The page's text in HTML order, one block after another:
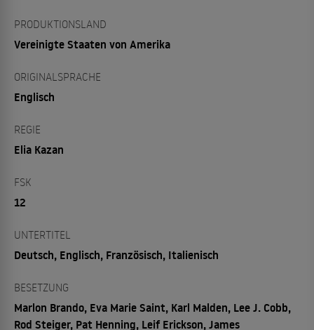
PRODUKTIONSLAND
Vereinigte Staaten von Amerika
ORIGINALSPRACHE
Englisch
REGIE
Elia Kazan
FSK
12
UNTERTITEL
Deutsch, Englisch, Französisch, Italienisch
BESETZUNG
Marlon Brando, Eva Marie Saint, Karl Malden, Lee J. Cobb,
Rod Steiger, Pat Henning, Leif Erickson, James